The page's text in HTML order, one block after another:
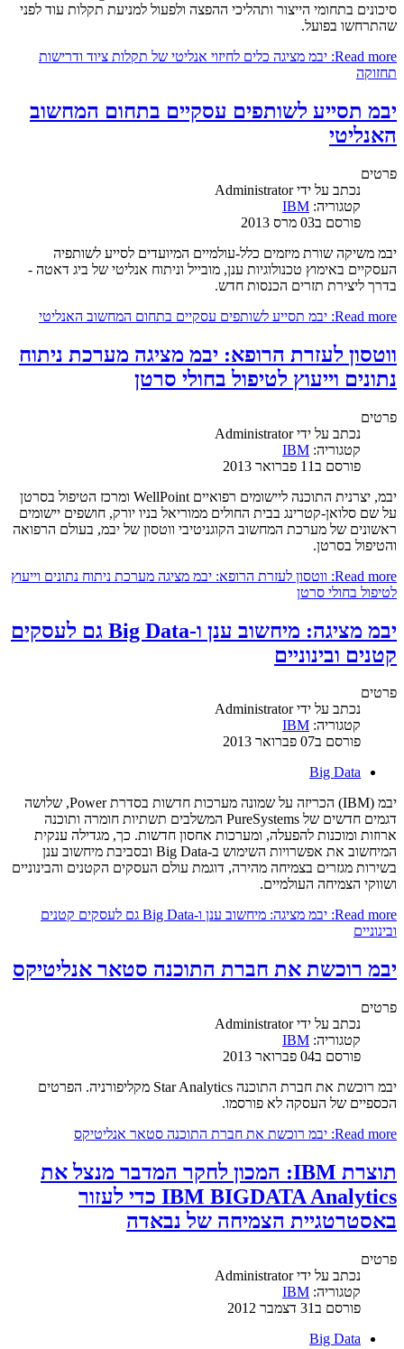
סיכונים בתחומי הייצור ותהליכי ההפצה ולפעול למניעת תקלות עוד לפני
שהתרחשו בפועל.
Read more: יבמ מציגה כלים לחיזוי אנליטי של תקלות ציוד ודרישות
תחזוקה
יבמ תסייע לשותפים עסקיים בתחום המחשוב
האנליטי
פרטים
נכתב על ידיAdministrator
קטגוריה: IBM
פורסם ב03 מרס 2013
יבמ משיקה שורת מיזמים כלל-עולמיים המיועדים לסייע לשותפיה
העסקיים באימוץ טכנולוגיות ענן, מובייל וניתוח אנליטי של ביג דאטה -
בדרך ליצירת תזרים הכנסות חדש.
Read more: יבמ תסייע לשותפים עסקיים בתחום המחשוב האנליטי
ווטסון לעזרת הרופא: יבמ מציגה מערכת ניתוח
נתונים וייעוץ לטיפול בחולי סרטן
פרטים
נכתב על ידיAdministrator
קטגוריה: IBM
פורסם ב11 פברואר 2013
יבמ, יצרנית התוכנה ליישומים רפואיים WellPoint ומרכז הטיפול בסרטן
על שם סלואן-קטרינג בבית החולים ממוריאל בניו יורק, חושפים יישומים
ראשונים של מערכת המחשוב הקוגניטיבי ווטסון של יבמ, בעולם הרפואה
והטיפול בסרטן.
Read more: ווטסון לעזרת הרופא: יבמ מציגה מערכת ניתוח נתונים וייעוץ
לטיפול בחולי סרטן
יבמ מציגה: מיחשוב ענן ו-Big Data גם לעסקים
קטנים ובינוניים
פרטים
נכתב על ידיAdministrator
קטגוריה: IBM
פורסם ב07 פברואר 2013
Big Data
יבמ (IBM) הכריזה על שמונה מערכות חדשות בסדרת Power, שלושה
דגמים חדשים של PureSystems המשלבים תשתיות חומרה ותוכנה
ארוזות ומוכנות להפעלה, ומערכות אחסון חדשות. כך, מגדילה ענקית
המיחשוב את אפשרויות השימוש ב-Big Data ובסביבת מיחשוב ענן
בשירות מגזרים בצמיחה מהירה, דוגמת עולם העסקים הקטנים והבינוניים
ושווקי הצמיחה העולמיים.
Read more: יבמ מציגה: מיחשוב ענן ו-Big Data גם לעסקים קטנים
ובינוניים
יבמ רוכשת את חברת התוכנה סטאר אנליטיקס
פרטים
נכתב על ידיAdministrator
קטגוריה: IBM
פורסם ב04 פברואר 2013
יבמ רוכשת את חברת התוכנה Star Analytics מקליפורניה. הפרטים
הכספיים של העסקה לא פורסמו.
Read more: יבמ רוכשת את חברת התוכנה סטאר אנליטיקס
תוצרת IBM: המכון לחקר המדבר מנצל את
IBM BIGDATA Analytics כדי לעזור
באסטרטגיית הצמיחה של נבאדה
פרטים
נכתב על ידיAdministrator
קטגוריה: IBM
פורסם ב31 דצמבר 2012
Big Data